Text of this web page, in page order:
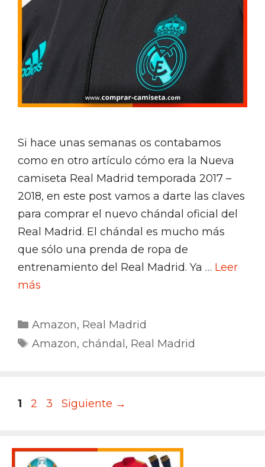
Si hace unas semanas os contabamos
como en otro artículo cómo era la Nueva
camiseta Real Madrid temporada 2017 –
2018, en este post vamos a darte las claves
para comprar el nuevo chándal oficial del
Real Madrid. El chándal es mucho más
que sólo una prenda de ropa de
entrenamiento del Real Madrid. Ya … Leer
más
Categorías
Amazon, Real Madrid
Etiquetas
Amazon, chándal , Real Madrid
Página
1 Página
2 Página
3 Siguiente →